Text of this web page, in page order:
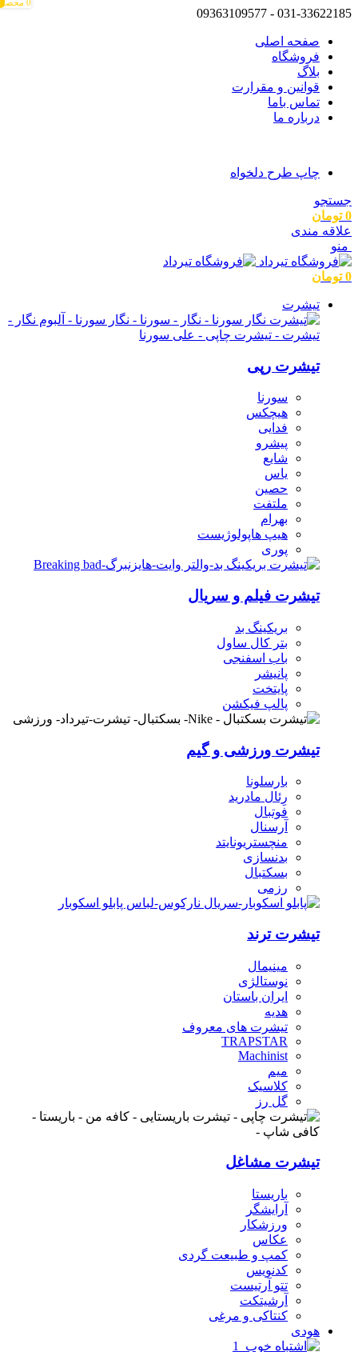
031-33622185 - 09363109577
صفحه اصلی
فروشگاه
بلاگ
قوانین و مقرارت
تماس باما
درباره ما
چاپ طرح دلخواه
جستجو
0
0 تومان
علاقه مندی
منو
0 تومان
تیشرت
تیشرت رپی
سورنا
هیچکس
فدایی
پیشرو
شایع
یاس
حصین
ملتفت
بهرام
هیپ هاپولوژیست
پوری
تیشرت فیلم و سریال
بریکینگ بد
بتر کال ساول
باب اسفنجی
پانیشر
پایتخت
پالپ فیکشن
تیشرت ورزشی و گیم
بارسلونا
رِئال مادرید
فوتبال
آرسنال
منچستریونایتد
بدنسازی
بسکتبال
رزمی
تیشرت ترند
مینیمال
نوستالژی
ایران باستان
هدیه
تیشرت های معروف
TRAPSTAR
Machinist
میم
کلاسیک
گل رز
تیشرت مشاغل
باریستا
آرایشگر
ورزشکار
عکاس
کمپ و طبیعت گردی
کدنویس
تتو آرتیست
آرشیتکت
کنتاکی و مرغی
هودی